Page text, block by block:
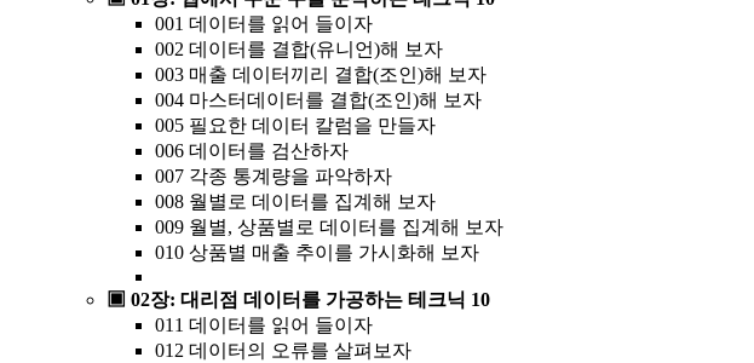
001 데이터를 읽어 들이자
002 데이터를 결합(유니언)해 보자
003 매출 데이터끼리 결합(조인)해 보자
004 마스터데이터를 결합(조인)해 보자
005 필요한 데이터 칼럼을 만들자
006 데이터를 검산하자
007 각종 통계량을 파악하자
008 월별로 데이터를 집계해 보자
009 월별, 상품별로 데이터를 집계해 보자
010 상품별 매출 추이를 가시화해 보자
▣ 02장: 대리점 데이터를 가공하는 테크닉 10
011 데이터를 읽어 들이자
012 데이터의 오류를 살펴보자